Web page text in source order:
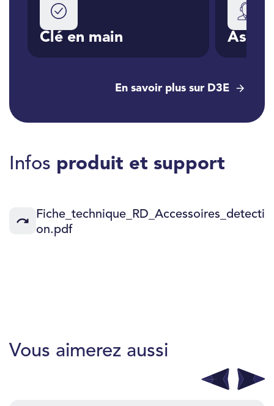
Clé en main
En savoir plus sur D3E
Infos produit et support
Fiche_technique_RD_Accessoires_detecti
on.pdf
Vous aimerez aussi